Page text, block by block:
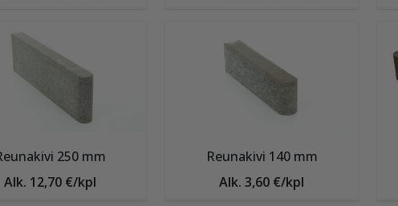
250 mm
Alk. 12,70 €/kpl
Reunakivi 140 mm
Alk. 3,60 €/kpl